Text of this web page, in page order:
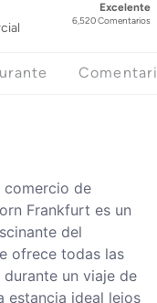
Excelente
6,520Comentarios
comercio de
Frankfurt es un
del
ofrece todas las
un viaje de
estancia ideal lejos